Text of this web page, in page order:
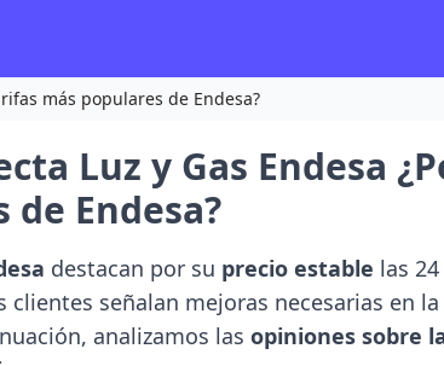
más populares de Endesa?
Luz y Gas Endesa
de Endesa?
destacan por su precio estable las
clientes señalan mejoras necesarias en la
analizamos las opiniones sobre